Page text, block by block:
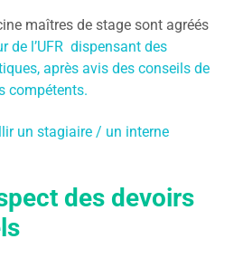
maîtres de stage sont agréés
de l’UFR dispensant des
après avis des conseils de
compétents.
un stagiaire / un interne
des devoirs